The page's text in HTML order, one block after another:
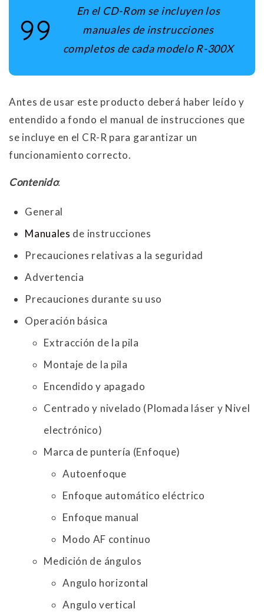
En el CD-Rom se incluyen los
manuales de instrucciones
completos de cada modelo R-300X
Antes de usar este producto deberá haber leído y
entendido a fondo el manual de instrucciones que
se incluye en el CR-R para garantizar un
funcionamiento correcto.
Contenido:
General
Manuales de instrucciones
Precauciones relativas a la seguridad
Advertencia
Precauciones durante su uso
Operación básica
Extracción de la pila
Montaje de la pila
Encendido y apagado
Centrado y nivelado (Plomada láser y Nivel
electrónico)
Marca de puntería (Enfoque)
Autoenfoque
Enfoque automático eléctrico
Enfoque manual
Modo AF continuo
Medición de ángulos
Angulo horizontal
Angulo vertical